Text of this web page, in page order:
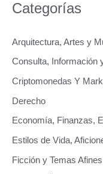
Categorías
Arquitectura, Artes y
Consulta, Información
Criptomonedas Y
Derecho
Economía, Finanzas,
Estilos de Vida,
Ficción y Temas Afines